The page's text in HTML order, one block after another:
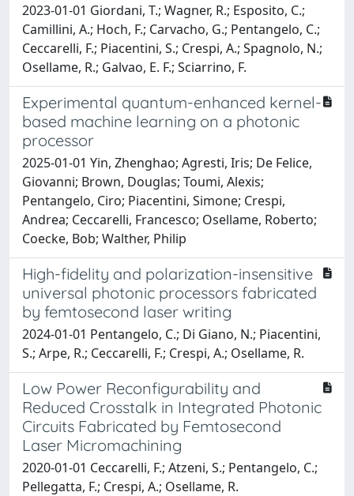
2023-01-01 Giordani, T.; Wagner, R.; Esposito, C.;
Camillini, A.; Hoch, F.; Carvacho, G.; Pentangelo, C.;
Ceccarelli, F.; Piacentini, S.; Crespi, A.; Spagnolo, N.;
Osellame, R.; Galvao, E. F.; Sciarrino, F.
Experimental quantum-enhanced kernel-
based machine learning on a photonic
processor
2025-01-01 Yin, Zhenghao; Agresti, Iris; De Felice,
Giovanni; Brown, Douglas; Toumi, Alexis;
Pentangelo, Ciro; Piacentini, Simone; Crespi,
Andrea; Ceccarelli, Francesco; Osellame, Roberto;
Coecke, Bob; Walther, Philip
High-fidelity and polarization-insensitive
universal photonic processors fabricated
by femtosecond laser writing
2024-01-01 Pentangelo, C.; Di Giano, N.; Piacentini,
S.; Arpe, R.; Ceccarelli, F.; Crespi, A.; Osellame, R.
Low Power Reconfigurability and
Reduced Crosstalk in Integrated Photonic
Circuits Fabricated by Femtosecond
Laser Micromachining
2020-01-01 Ceccarelli, F.; Atzeni, S.; Pentangelo, C.;
Pellegatta, F.; Crespi, A.; Osellame, R.